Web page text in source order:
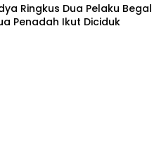
Ringkus Dua Pelaku Begal
Penadah Ikut Diciduk